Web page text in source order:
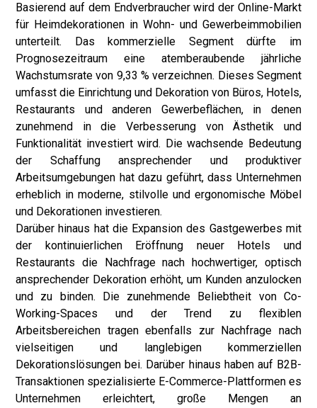
Basierend auf dem Endverbraucher wird der Online-Markt
für Heimdekorationen in Wohn- und Gewerbeimmobilien
unterteilt. Das kommerzielle Segment dürfte im
Prognosezeitraum eine atemberaubende jährliche
Wachstumsrate von 9,33 % verzeichnen. Dieses Segment
umfasst die Einrichtung und Dekoration von Büros, Hotels,
Restaurants und anderen Gewerbeflächen, in denen
zunehmend in die Verbesserung von Ästhetik und
Funktionalität investiert wird. Die wachsende Bedeutung
der Schaffung ansprechender und produktiver
Arbeitsumgebungen hat dazu geführt, dass Unternehmen
erheblich in moderne, stilvolle und ergonomische Möbel
und Dekorationen investieren.
Darüber hinaus hat die Expansion des Gastgewerbes mit
der kontinuierlichen Eröffnung neuer Hotels und
Restaurants die Nachfrage nach hochwertiger, optisch
ansprechender Dekoration erhöht, um Kunden anzulocken
und zu binden. Die zunehmende Beliebtheit von Co-
Working-Spaces und der Trend zu flexiblen
Arbeitsbereichen tragen ebenfalls zur Nachfrage nach
vielseitigen und langlebigen kommerziellen
Dekorationslösungen bei. Darüber hinaus haben auf B2B-
Transaktionen spezialisierte E-Commerce-Plattformen es
Unternehmen erleichtert, große Mengen an